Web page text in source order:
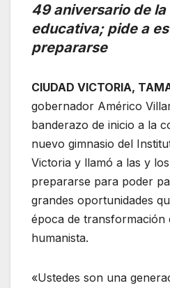
49 aniversario de
educativa; pide a
prepararse
CIUDAD VICTORIA,
gobernador Américo
banderazo de inicio a la
nuevo gimnasio del
Victoria y llamó a las y
prepararse para poder
grandes oportunidades
época de transformación
humanista.
«Ustedes son una